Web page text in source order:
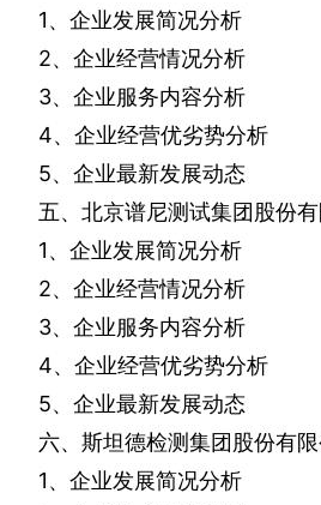
1、企业发展简况分析
2、企业经营情况分析
3、企业服务内容分析
4、企业经营优劣势分析
5、企业最新发展动态
五、北京谱尼测试集团股份有
1、企业发展简况分析
2、企业经营情况分析
3、企业服务内容分析
4、企业经营优劣势分析
5、企业最新发展动态
六、斯坦德检测集团股份有限
1、企业发展简况分析